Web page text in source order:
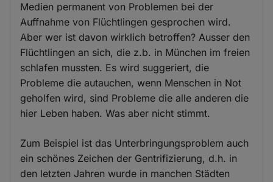
Medien permanent von Problemen bei der
Auffnahme von Flüchtlingen gesprochen wird.
Aber wer ist davon wirklich betroffen? Ausser den
Flüchtlingen an sich, die z.b. in München im freien
schlafen mussten. Es wird suggeriert, die
Probleme die autauchen, wenn Menschen in Not
geholfen wird, sind Probleme die alle anderen die
hier Leben haben. Was aber nicht stimmt.
Zum Beispiel ist das Unterbringungsproblem auch
ein schönes Zeichen der Gentrifizierung, d.h. in
den letzten Jahren wurde in manchen Städten